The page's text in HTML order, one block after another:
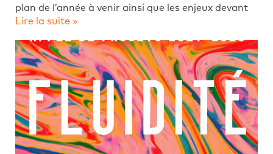
plan de l’année à venir ainsi que les enjeux devant
Lire la suite »